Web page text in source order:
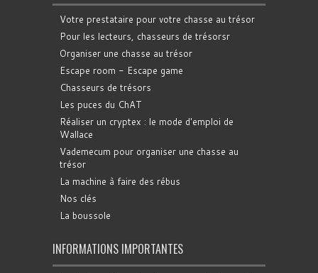
Votre prestataire pour votre chasse au trésor
Pour les lecteurs, chasseurs de trésorsr
Organiser une chasse au trésor
Escape room - Escape game
Chasseurs de trésors
Les puces du ChAT
Réaliser un cryptex : le mode d'emploi de
Wallace
Vademecum pour organiser une chasse au
trésor
La machine à faire des rébus
Nos clés
La boussole
INFORMATIONS IMPORTANTES